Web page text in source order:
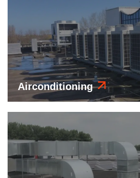
Airconditioning